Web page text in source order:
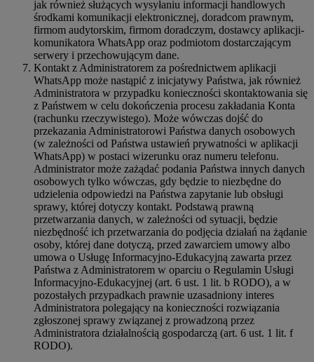
jak również służących wysyłaniu informacji handlowych
środkami komunikacji elektronicznej, doradcom prawnym,
firmom audytorskim, firmom doradczym, dostawcy aplikacji-
komunikatora WhatsApp oraz podmiotom dostarczającym
serwery i przechowującym dane.
Kontakt z Administratorem za pośrednictwem aplikacji
WhatsApp może nastąpić z inicjatywy Państwa, jak również
Administratora w przypadku konieczności skontaktowania się
z Państwem w celu dokończenia procesu zakładania Konta
(rachunku rzeczywistego). Może wówczas dojść do
przekazania Administratorowi Państwa danych osobowych
(w zależności od Państwa ustawień prywatności w aplikacji
WhatsApp) w postaci wizerunku oraz numeru telefonu.
Administrator może zażądać podania Państwa innych danych
osobowych tylko wówczas, gdy będzie to niezbędne do
udzielenia odpowiedzi na Państwa zapytanie lub obsługi
sprawy, której dotyczy kontakt. Podstawą prawną
przetwarzania danych, w zależności od sytuacji, będzie
niezbędność ich przetwarzania do podjęcia działań na żądanie
osoby, której dane dotyczą, przed zawarciem umowy albo
umowa o Usługę Informacyjno-Edukacyjną zawarta przez
Państwa z Administratorem w oparciu o Regulamin Usługi
Informacyjno-Edukacyjnej (art. 6 ust. 1 lit. b RODO), a w
pozostałych przypadkach prawnie uzasadniony interes
Administratora polegający na konieczności rozwiązania
zgłoszonej sprawy związanej z prowadzoną przez
Administratora działalnością gospodarczą (art. 6 ust. 1 lit. f
RODO).